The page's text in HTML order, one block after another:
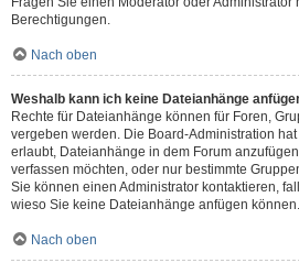
Berechtigungen.
Nach oben
Weshalb kann ich keine Dateianhänge
Rechte für Dateianhänge können für Foren,
vergeben werden. Die Board-Administration
erlaubt, Dateianhänge in dem Forum
verfassen möchten, oder nur bestimmte
Sie können einen Administrator kontaktieren,
wieso Sie keine Dateianhänge anfügen können.
Nach oben